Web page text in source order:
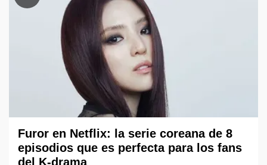
Furor en Netflix: la serie coreana de 8
episodios que es perfecta para los fans
del K-drama